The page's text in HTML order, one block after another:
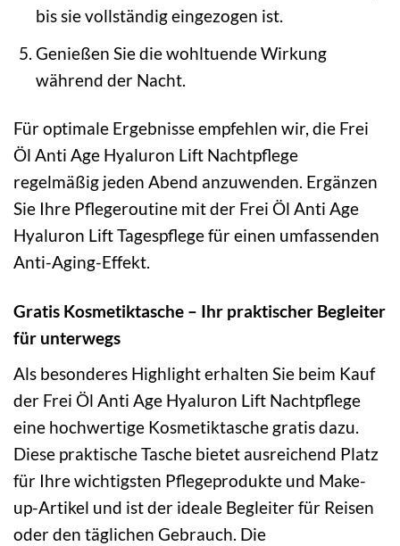
bis sie vollständig eingezogen ist.
Genießen Sie die wohltuende Wirkung
während der Nacht.
Für optimale Ergebnisse empfehlen wir, die Frei
Öl Anti Age Hyaluron Lift Nachtpflege
regelmäßig jeden Abend anzuwenden. Ergänzen
Sie Ihre Pflegeroutine mit der Frei Öl Anti Age
Hyaluron Lift Tagespflege für einen umfassenden
Anti-Aging-Effekt.
Gratis Kosmetiktasche – Ihr praktischer Begleiter
für unterwegs
Als besonderes Highlight erhalten Sie beim Kauf
der Frei Öl Anti Age Hyaluron Lift Nachtpflege
eine hochwertige Kosmetiktasche gratis dazu.
Diese praktische Tasche bietet ausreichend Platz
für Ihre wichtigsten Pflegeprodukte und Make-
up-Artikel und ist der ideale Begleiter für Reisen
oder den täglichen Gebrauch. Die